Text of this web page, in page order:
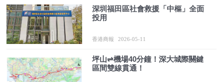
深圳福田區社會救援「中樞」全面
投用
香港商報 2026-05-11
坪山⇌機場40分鐘！深大城際關鍵
區間雙線貫通！